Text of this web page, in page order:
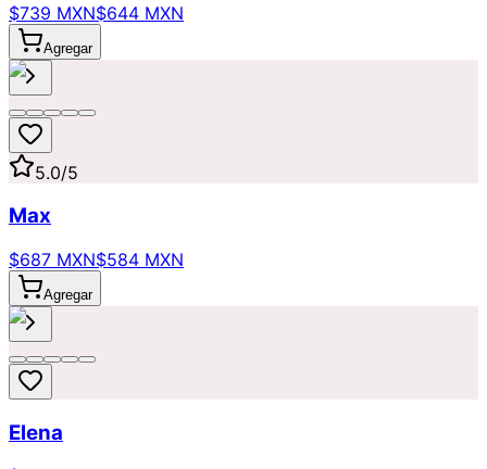
$739 MXN$644 MXN
Agregar
5.0/5
Max
$687 MXN$584 MXN
Agregar
Elena